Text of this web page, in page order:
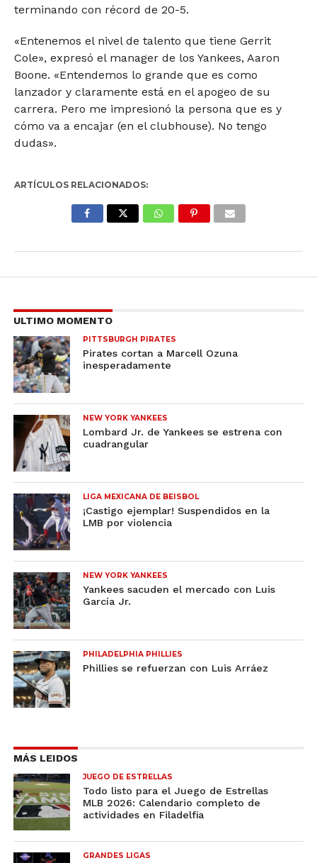
terminando con récord de 20-5.
«Entenemos el nivel de talento que tiene Gerrit
Cole», expresó el manager de los Yankees, Aaron
Boone. «Entendemos lo grande que es como
lanzador y claramente está en el apogeo de su
carrera. Pero me impresionó la persona que es y
cómo va a encajar (en el clubhouse). No tengo
dudas».
ARTÍCULOS RELACIONADOS:
ULTIMO MOMENTO
PITTSBURGH PIRATES
Pirates cortan a Marcell Ozuna
inesperadamente
NEW YORK YANKEES
Lombard Jr. de Yankees se estrena con
cuadrangular
LIGA MEXICANA DE BEISBOL
¡Castigo ejemplar! Suspendidos en la
LMB por violencia
NEW YORK YANKEES
Yankees sacuden el mercado con Luis
García Jr.
PHILADELPHIA PHILLIES
Phillies se refuerzan con Luis Arráez
MÁS LEIDOS
JUEGO DE ESTRELLAS
Todo listo para el Juego de Estrellas
MLB 2026: Calendario completo de
actividades en Filadelfia
GRANDES LIGAS